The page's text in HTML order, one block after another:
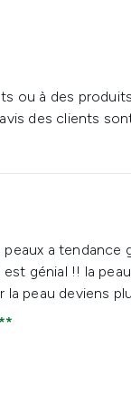
ou à des
des clients
a
génial !! la
peau deviens